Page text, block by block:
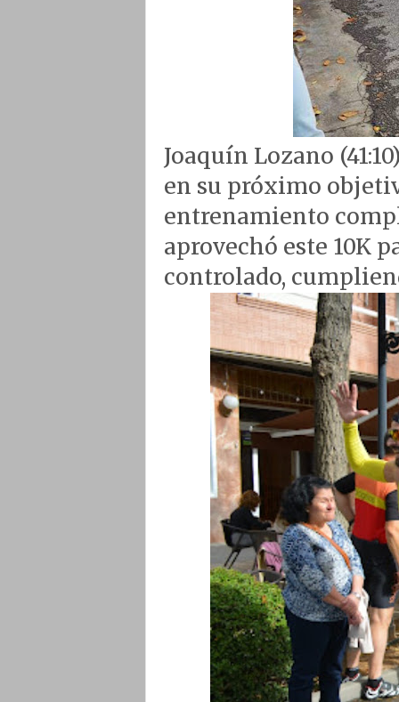
Joaquín Lozano
en su próximo
entrenamiento
aprovechó este 10K
controlado,